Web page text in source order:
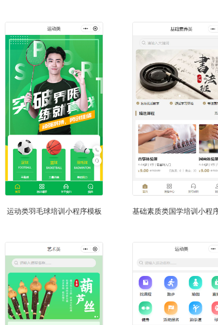
运动类羽毛球培训小程序模板